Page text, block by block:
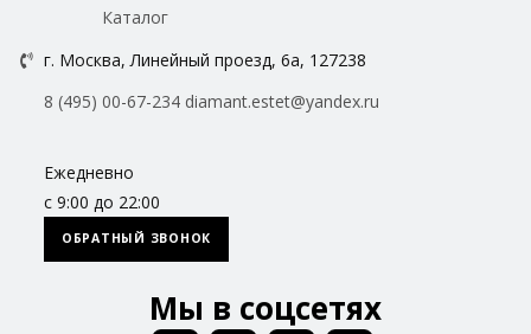
Каталог
г. Москва, Линейный проезд, 6а, 127238
8 (495) 00-67-234 diamant.estet@yandex.ru
Ежедневно
с 9:00 до 22:00
ОБРАТНЫЙ ЗВОНОК
Мы в соцсетях